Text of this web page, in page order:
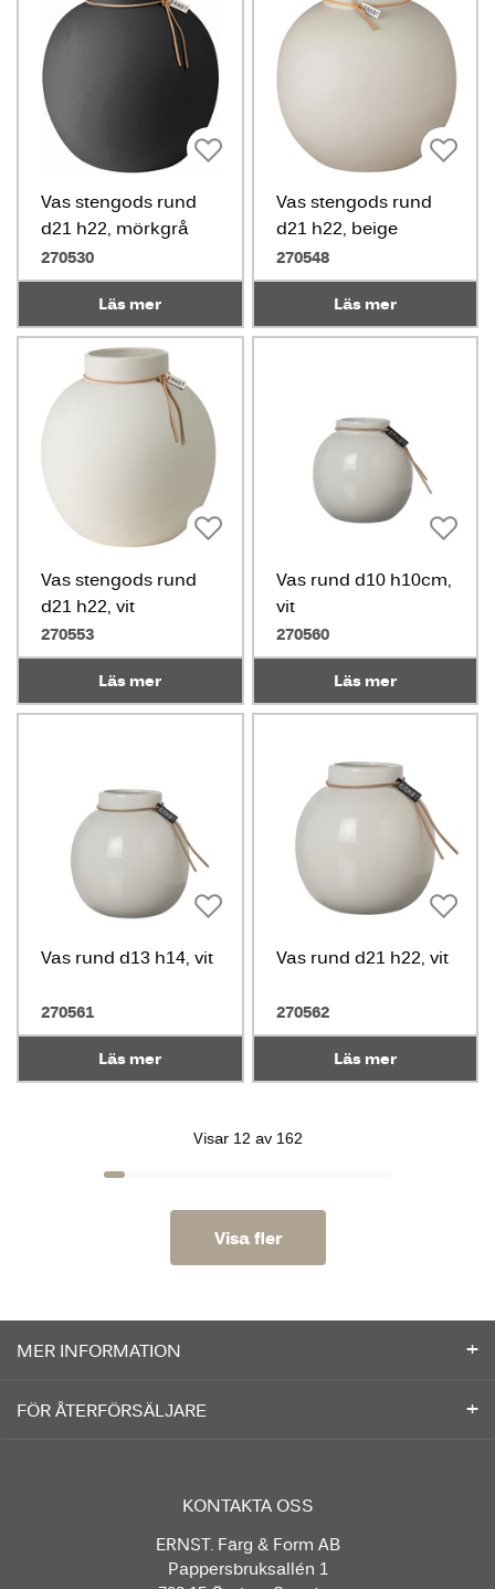
Vas stengods rund
d21 h22, mörkgrå
270530
Läs mer
Vas stengods rund
d21 h22, beige
270548
Läs mer
Vas stengods rund
d21 h22, vit
270553
Läs mer
Vas rund d10 h10cm,
vit
270560
Läs mer
Vas rund d13 h14, vit
270561
Läs mer
Vas rund d21 h22, vit
270562
Läs mer
Visar 12 av 162
Visa fler
MER INFORMATION
FÖR ÅTERFÖRSÄLJARE
KONTAKTA OSS
ERNST. Färg & Form AB
Pappersbruksallén 1